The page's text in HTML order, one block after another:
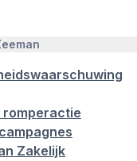
romperactie
Zakelijk